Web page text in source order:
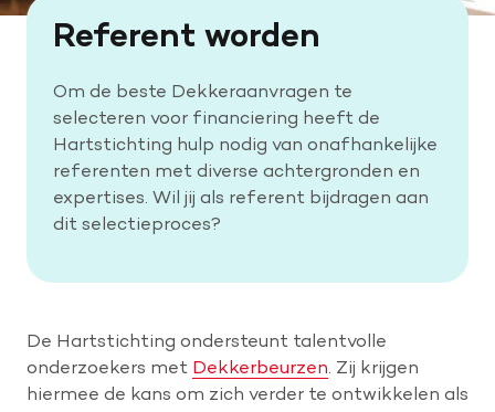
Onze missie
Contact
Referent worden
Om de beste Dekkeraanvragen te
selecteren voor financiering heeft de
Hartstichting hulp nodig van onafhankelijke
referenten met diverse achtergronden en
expertises. Wil jij als referent bijdragen aan
dit selectieproces?
De Hartstichting ondersteunt talentvolle
onderzoekers met Dekkerbeurzen. Zij krijgen
hiermee de kans om zich verder te ontwikkelen als